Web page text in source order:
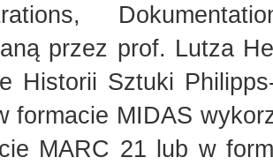
przez prof. Lutza
Historii Sztuki
formacie MIDAS
MARC 21 lub w